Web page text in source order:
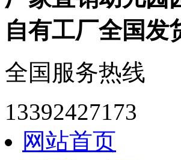
自有工厂全国发
全国服务热线
13392427173
网站首页